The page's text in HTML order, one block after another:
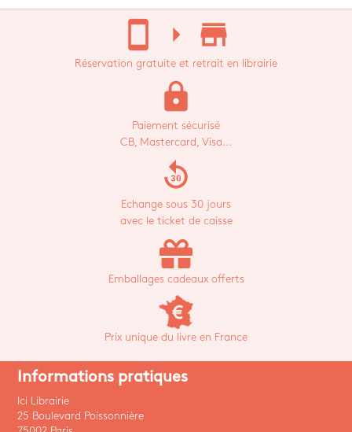
stay_current_portrait arrow_right store_mall_directory
Réservation gratuite et retrait en librairie
lock
Paiement sécurisé
CB, Mastercard, Visa...
replay_30
Echange sous 30 jours
avec le ticket de caisse
Emballages cadeaux offerts
Prix unique du livre en France
Informations pratiques
Ici Librairie
25 Boulevard Poissonnière